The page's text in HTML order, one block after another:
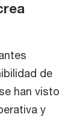
de
han visto
y